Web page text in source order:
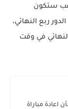
ستكون
ربع النهائي،
في وقت
اعادة مباراة